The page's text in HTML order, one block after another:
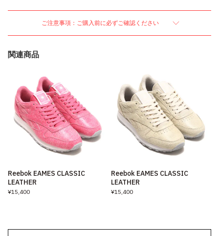
ご注意事項：ご購入前に必ずご確認ください
関連商品
Reebok EAMES CLASSIC
LEATHER
¥15,400
Reebok EAMES CLASSIC
LEATHER
¥15,400